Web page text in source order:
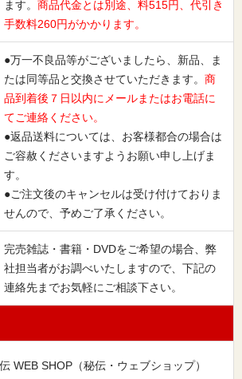
ます。 商品代金とは別途、料515円、代引き
手数料260円がかかります。
●万一不良品等がございましたら、新品、ま
たは同等品と交換させていただきます。 商
品到着後７日以内にメールまたはお電話に
てご連絡ください。
●返品送料については、お客様都合の場合は
ご容赦くださいますようお願い申し上げま
す。
●ご注文後のキャンセルは受け付けておりま
せんので、予めご了承ください。
完売雑誌・書籍・DVDをご希望の場合、弊
社担当者がお調べいたしますので、下記の
連絡先までお気軽にご相談下さい。
WEB SHOP（秘伝・ウェブショップ）